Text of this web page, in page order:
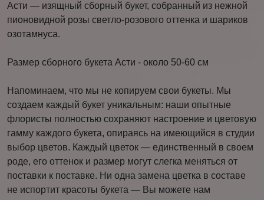
Асти — изящный сборный букет, собранный из нежной
пионовидной розы светло-розового оттенка и шариков
озотамнуса.
Размер сборного букета Асти - около 50-60 см
Напоминаем, что мы не копируем свои букеты. Мы
создаем каждый букет уникальным: наши опытные
флористы полностью сохраняют настроение и цветовую
гамму каждого букета, опираясь на имеющийся в студии
выбор цветов. Каждый цветок — единственный в своем
роде, его оттенок и размер могут слегка меняться от
поставки к поставке. Ни одна замена цветка в составе
не испортит красоты букета — Вы можете нам